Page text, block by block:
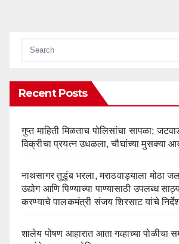
Recent Posts
गुप्त माहिती मिळताच पोलिसांचा सापळा;
विक्रीचा प्रयत्न उधळला, चौघांच्या मुसक्या
नाथसागर तुडुंब भरला, मराठवाड्याला मोठा
उद्योग आणि पिण्याच्या पाण्यासाठी उपलब्ध
करण्याचे पालकमंत्री संजय शिरसाट यांचे
शालेय पोषण आहारात आता गव्हाच्या पोळीचा